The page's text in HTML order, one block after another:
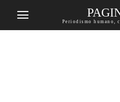
Periodismo humano,